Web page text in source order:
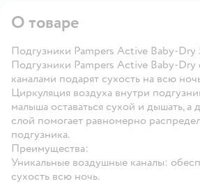
О товаре
Подгузники Pampers Active Baby-Dry
Подгузники Pampers Active Baby-Dry
каналами подарят сухость на всю
Циркуляция воздуха внутри
малыша оставаться сухой и дышать, а
слой помогает равномерно
подгузника.
Преимущества:
Уникальные воздушные каналы:
сухость всю ночь.